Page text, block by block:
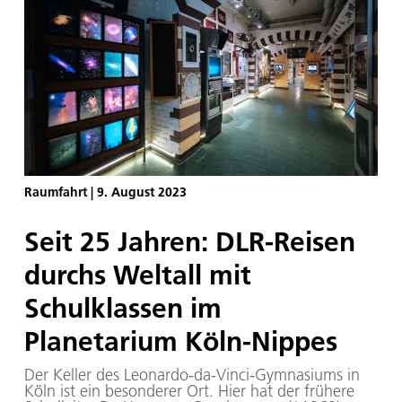
optische Messtechnik als Gebiet ist sehr heterogen
und hat viele Disziplinen“, sagt er. Gemeinsam ist
aber allen Messungen: Die Umgebung, in der sie
durchgeführt werden, ist immer sehr komplex und
meistens keine Routine. In unserem Blog erzählt
Chris Willert von seinem Werdegang, den Arbeiten
im Institut und im heimischen Labor, in dem er
gerne neue Techniken im Kleinen entwickelt und
ausprobiert.
Raumfahrt| 9. August 2023
Seit 25 Jahren: DLR-Reisen
durchs Weltall mit
Schulklassen im
Planetarium Köln-Nippes
Der Keller des Leonardo-da-Vinci-Gymnasiums in
Köln ist ein besonderer Ort. Hier hat der frühere